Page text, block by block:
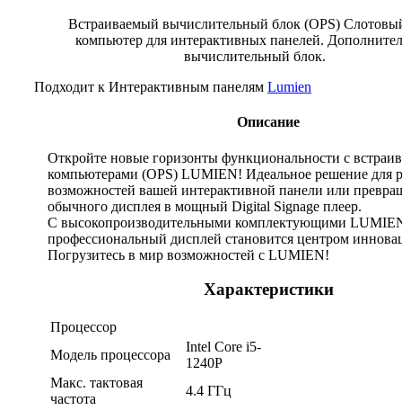
Встраиваемый вычислительный блок (OPS)
компьютер для интерактивных панелей.
вычислительный блок.
Подходит к Интерактивным панелям Lumien
Описание
Откройте новые горизонты функциональности с
компьютерами (OPS) LUMIEN! Идеальное решение для
возможностей вашей интерактивной панели или
обычного дисплея в мощный Digital Signage плеер.
С высокопроизводительными комплектующими
профессиональный дисплей становится центром
Погрузитесь в мир возможностей с LUMIEN!
Характеристики
Процессор
Модель процессора
Intel Core i5-
1240P
Макс. тактовая
частота
4.4 ГГц